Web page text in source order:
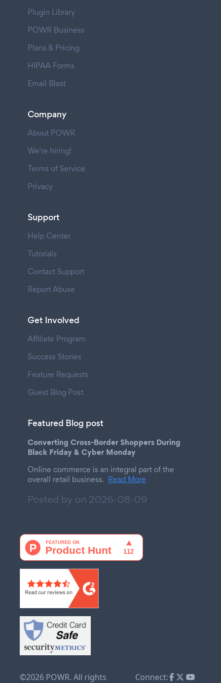
Plugin Library
POWR Business
Plans & Pricing
HIPAA Forms
Email Blast
Company
About POWR
We're hiring!
Terms of Service
Privacy
Support
Help Center
Tutorials
Contact Support
Report Abuse
Get Involved
Affiliate Program
Success Stories
Feature Requests
Guest Blog Post
Featured Blog post
Converting Cross-Border Shoppers During
Black Friday & Cyber Monday
Online commerce is an integral part of the
overall retail business. Read More
Posted by on 2026-08-09
©2026 POWR. All rights Connect: